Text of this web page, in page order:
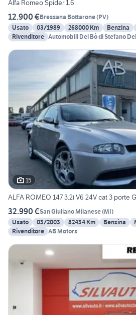
Alfa Romeo Spider 1.6
12.900 €Bressana Bottarone(PV)
Usato
03/1989 268000 Km Benzina
Rivenditore Automobili Del Bò di Stefano
15
ALFA ROMEO 147 3.2i V6 24V cat 3 porte
32.990 €San Giuliano Milanese(MI)
Usato
03/2003 82434 Km Benzina
Rivenditore AB Motors